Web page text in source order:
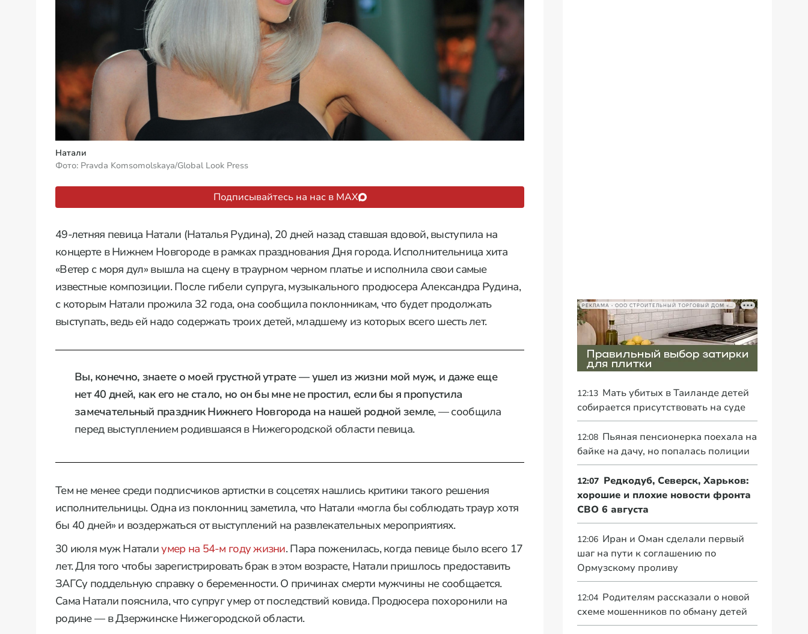
Натали
Фото: Pravda Komsomolskaya/Global Look Press
Подписывайтесь на нас в MAX
49-летняя певица Натали (Наталья Рудина), 20 дней назад ставшая вдовой, выступила на
концерте в Нижнем Новгороде в рамках празднования Дня города. Исполнительница хита
«Ветер с моря дул» вышла на сцену в траурном черном платье и исполнила свои самые
известные композиции. После гибели супруга, музыкального продюсера Александра Рудина,
с которым Натали прожила 32 года, она сообщила поклонникам, что будет продолжать
выступать, ведь ей надо содержать троих детей, младшему из которых всего шесть лет.
Вы, конечно, знаете о моей грустной утрате — ушел из жизни мой муж, и даже еще
нет 40 дней, как его не стало, но он бы мне не простил, если бы я пропустила
замечательный праздник Нижнего Новгорода на нашей родной земле, — сообщила
перед выступлением родившаяся в Нижегородской области певица.
Тем не менее среди подписчиков артистки в соцсетях нашлись критики такого решения
исполнительницы. Одна из поклонниц заметила, что Натали «могла бы соблюдать траур хотя
бы 40 дней» и воздержаться от выступлений на развлекательных мероприятиях.
30 июля муж Наталиумер на 54-м году жизни. Пара поженилась, когда певице было всего 17
лет. Для того чтобы зарегистрировать брак в этом возрасте, Натали пришлось предоставить
ЗАГСу поддельную справку о беременности. О причинах смерти мужчины не сообщается.
Сама Натали пояснила, что супруг умер от последствий ковида. Продюсера похоронили на
родине — в Дзержинске Нижегородской области.
12:13 Мать убитых в Таиланде детей
собирается присутствовать на суде
12:08 Пьяная пенсионерка поехала на
байке на дачу, но попалась полиции
12:07 Редкодуб, Северск, Харьков:
хорошие и плохие новости фронта
СВО 6 августа
12:06 Иран и Оман сделали первый
шаг на пути к соглашению по
Ормузскому проливу
12:04 Родителям рассказали о новой
схеме мошенников по обману детей